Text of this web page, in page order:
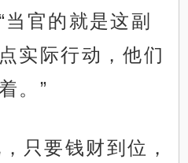
官的就是这副
实际行动，他们
。”
只要钱财到位，